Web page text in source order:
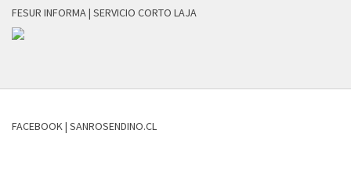
FESUR INFORMA | SERVICIO CORTO LAJA
FACEBOOK | SANROSENDINO.CL